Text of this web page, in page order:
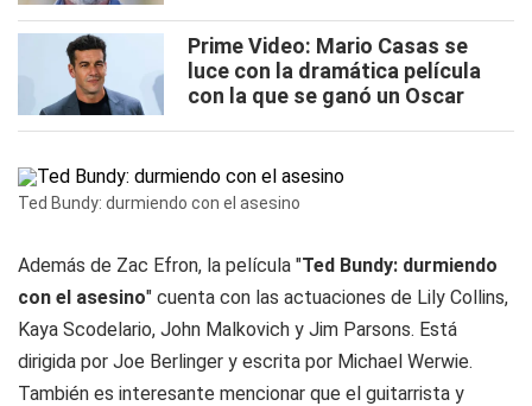
Prime Video: Mario Casas se
luce con la dramática película
con la que se ganó un Oscar
Ted Bundy: durmiendo con el asesino
Además de Zac Efron, la película "Ted Bundy: durmiendo
con el asesino" cuenta con las actuaciones de Lily Collins,
Kaya Scodelario, John Malkovich y Jim Parsons. Está
dirigida por Joe Berlinger y escrita por Michael Werwie.
También es interesante mencionar que el guitarrista y